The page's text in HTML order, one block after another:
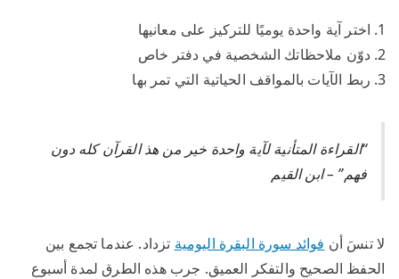
اختر آية واحدة يوميًا للتركيز على معانيها
دوّن ملاحظاتك الشخصية في دفتر خاص
ربط الآيات بالمواقف الحياتية التي تمر بها
“القراءة المتأنية لآية واحدة خير من هذ القرآن كله دون
فهم” – ابن القيم
لا تنسَ أن فوائد سورة البقرة اليومية تزداد. عندما تجمع بين
الحفظ الصحيح والتفكر العميق. جرب هذه الطرق لمدة أسبوع